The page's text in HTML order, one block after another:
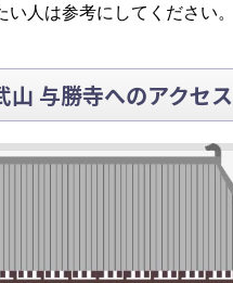
人は参考にしてください。
山 与勝寺へのアクセス